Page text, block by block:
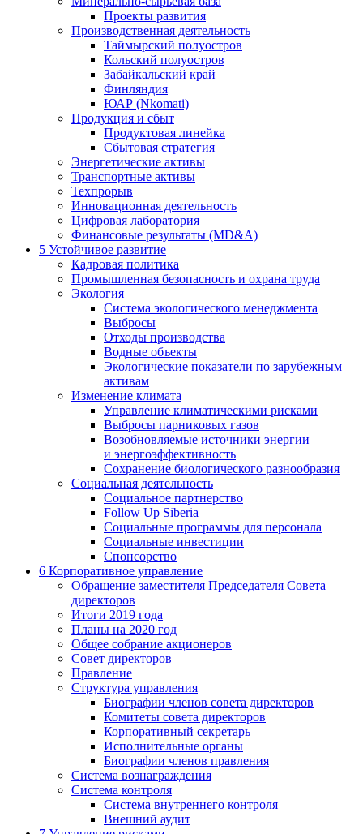
Проекты развития
Производственная деятельность
Таймырский полуостров
Кольский полуостров
Забайкальский край
Финляндия
ЮАР (Nkomati)
Продукция и сбыт
Продуктовая линейка
Сбытовая стратегия
Энергетические активы
Транспортные активы
Техпрорыв
Инновационная деятельность
Цифровая лаборатория
Финансовые результаты (MD&A)
5 Устойчивое развитие
Кадровая политика
Промышленная безопасность и охрана труда
Экология
Система экологического менеджмента
Выбросы
Отходы производства
Водные объекты
Экологические показатели по зарубежным
активам
Изменение климата
Управление климатическими рисками
Выбросы парниковых газов
Возобновляемые источники энергии
и энергоэффективность
Сохранение биологического разнообразия
Социальная деятельность
Социальное партнерство
Follow Up Siberia
Социальные программы для персонала
Социальные инвестиции
Спонсорство
6 Корпоративное управление
Обращение заместителя Председателя Совета
директоров
Итоги 2019 года
Планы на 2020 год
Общее собрание акционеров
Совет директоров
Правление
Структура управления
Биографии членов совета директоров
Комитеты совета директоров
Корпоративный секретарь
Исполнительные органы
Биографии членов правления
Система вознаграждения
Система контроля
Система внутреннего контроля
Внешний аудит